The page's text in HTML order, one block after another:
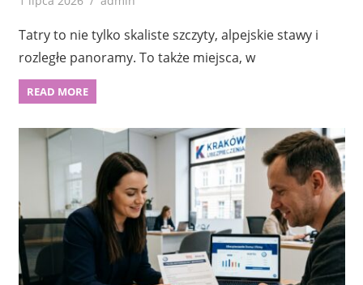
Tatry to nie tylko skaliste szczyty, alpejskie stawy i
rozległe panoramy. To także miejsca, w
READ MORE